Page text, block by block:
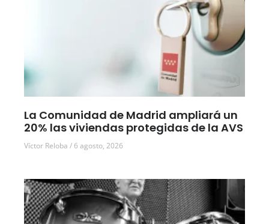
La Comunidad de Madrid ampliará un
20% las viviendas protegidas de la AVS
Víctor Reloba 6 agosto, 2026